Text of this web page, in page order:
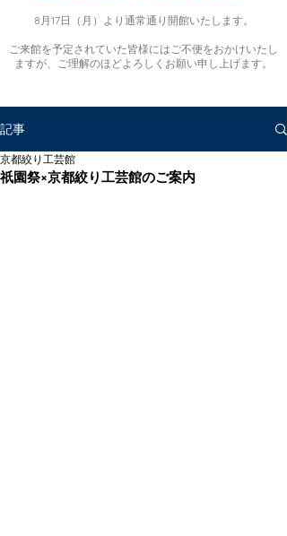
8月17日（月）より通常通り開館いたします。
ご来館を予定されていた皆様にはご不便をおかけいたし
ますが、ご理解のほどよろしくお願い申し上げます。
記事
祇園祭×京都絞り工芸館のご案内
京都絞り工芸館